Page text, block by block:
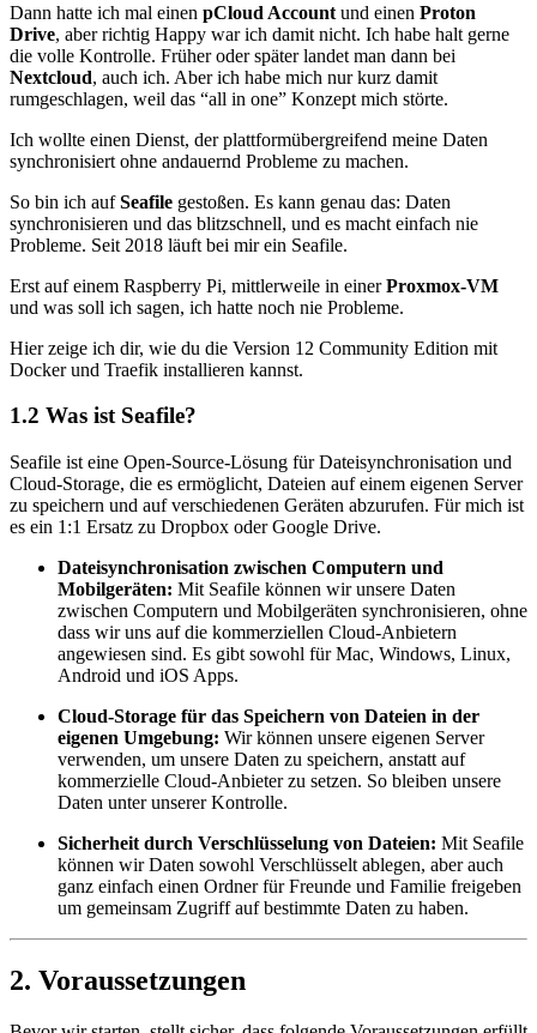
Dann hatte ich mal einen pCloud Account und einen Proton
Drive, aber richtig Happy war ich damit nicht. Ich habe halt gerne
die volle Kontrolle. Früher oder später landet man dann bei
Nextcloud, auch ich. Aber ich habe mich nur kurz damit
rumgeschlagen, weil das “all in one” Konzept mich störte.
Ich wollte einen Dienst, der plattformübergreifend meine Daten
synchronisiert ohne andauernd Probleme zu machen.
So bin ich aufSeafile gestoßen. Es kann genau das: Daten
synchronisieren und das blitzschnell, und es macht einfach nie
Probleme. Seit 2018 läuft bei mir ein Seafile.
Erst auf einem Raspberry Pi, mittlerweile in einerProxmox-VM
und was soll ich sagen, ich hatte noch nie Probleme.
Hier zeige ich dir, wie du die Version 12 Community Edition mit
Docker und Traefik installieren kannst.
1.2 Was ist Seafile?
Seafile ist eine Open-Source-Lösung für Dateisynchronisation und
Cloud-Storage, die es ermöglicht, Dateien auf einem eigenen Server
zu speichern und auf verschiedenen Geräten abzurufen. Für mich ist
es ein 1:1 Ersatz zu Dropbox oder Google Drive.
Dateisynchronisation zwischen Computern und
Mobilgeräten: Mit Seafile können wir unsere Daten
zwischen Computern und Mobilgeräten synchronisieren, ohne
dass wir uns auf die kommerziellen Cloud-Anbietern
angewiesen sind. Es gibt sowohl für Mac, Windows, Linux,
Android und iOS Apps.
Cloud-Storage für das Speichern von Dateien in der
eigenen Umgebung: Wir können unsere eigenen Server
verwenden, um unsere Daten zu speichern, anstatt auf
kommerzielle Cloud-Anbieter zu setzen. So bleiben unsere
Daten unter unserer Kontrolle.
Sicherheit durch Verschlüsselung von Dateien: Mit Seafile
können wir Daten sowohl Verschlüsselt ablegen, aber auch
ganz einfach einen Ordner für Freunde und Familie freigeben
um gemeinsam Zugriff auf bestimmte Daten zu haben.
2. Voraussetzungen